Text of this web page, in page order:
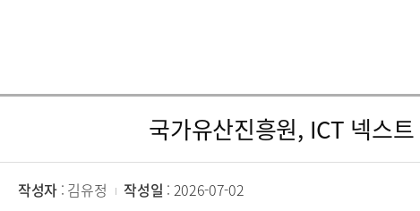
국가유산진흥원, ICT 넥스
작성자 : 김유정 작성일 : 2026-07-02